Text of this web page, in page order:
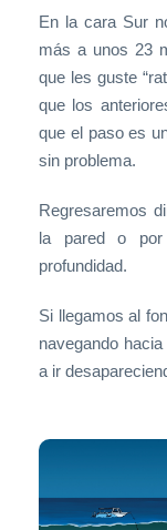
En la cara Sur
más a unos 23
que les guste
que los
que el paso es
sin problema.
Regresaremos
la pared o por
profundidad.
Si llegamos al
navegando
a ir